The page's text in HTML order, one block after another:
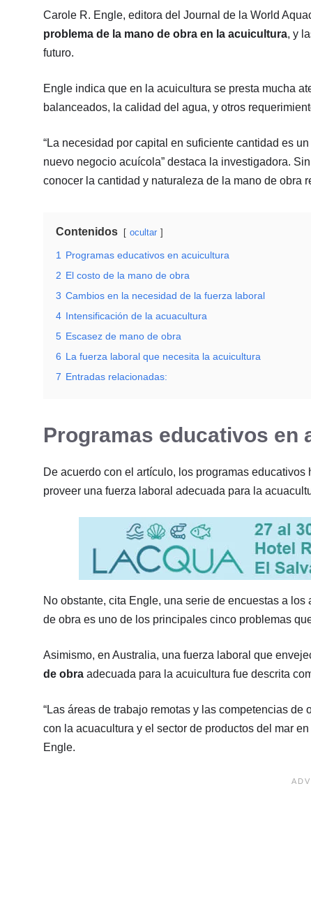
Carole R. Engle, editora del Journal de la World
problema de la mano de obra en la acuicultura, y
futuro.
Engle indica que en la acuicultura se presta mucha
balanceados, la calidad del agua, y otros
“La necesidad por capital en suficiente cantidad es
nuevo negocio acuícola” destaca la investigadora.
conocer la cantidad y naturaleza de la mano de obra
Contenidos ocultar
1
Programas educativos en acuicultura
2 El costo de la mano de obra
3 Cambios en la necesidad de la fuerza laboral
4 Intensificación de la acuacultura
5 Escasez de mano de obra
6 La fuerza laboral que necesita la acuicultura
7 Entradas relacionadas:
Programas educativos en
De acuerdo con el artículo, los programas
proveer una fuerza laboral adecuada para la
No obstante, cita Engle, una serie de encuestas a
de obra es uno de los principales cinco problemas
Asimismo, en Australia, una fuerza laboral que
de obra adecuada para la acuicultura fue descrita
“Las áreas de trabajo remotas y las competencias
con la acuacultura y el sector de productos del mar
Engle.